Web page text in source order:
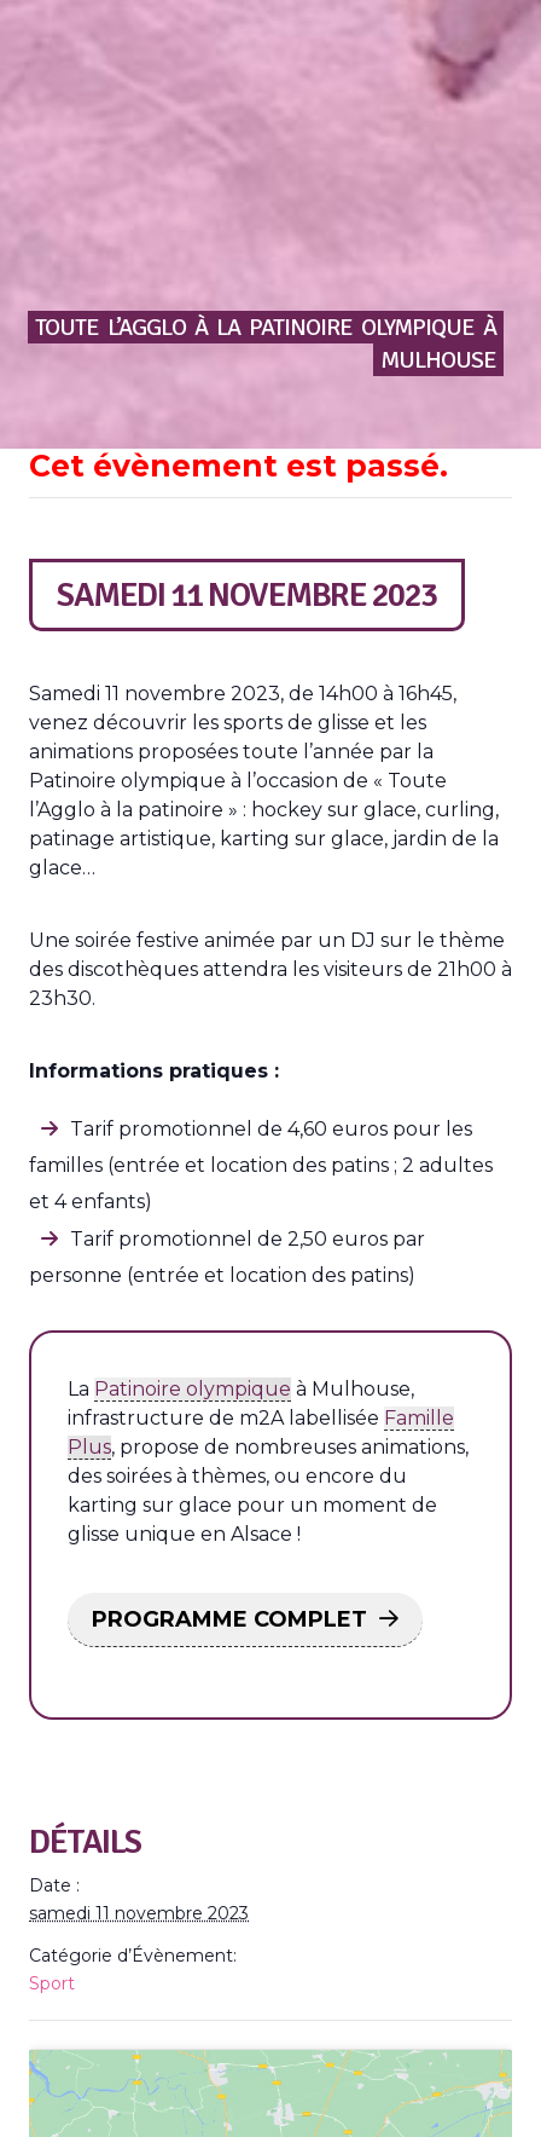
TOUTE L’AGGLO À LA PATINOIRE OLYMPIQUE À
MULHOUSE
Cet évènement est passé.
SAMEDI 11 NOVEMBRE 2023
Samedi 11 novembre 2023, de 14h00 à 16h45,
venez découvrir les sports de glisse et les
animations proposées toute l’année par la
Patinoire olympique à l’occasion de « Toute
l’Agglo à la patinoire » : hockey sur glace, curling,
patinage artistique, karting sur glace, jardin de la
glace…
Une soirée festive animée par un DJ sur le thème
des discothèques attendra les visiteurs de 21h00 à
23h30.
Informations pratiques :
Tarif promotionnel de 4,60 euros pour les
familles (entrée et location des patins ; 2 adultes
et 4 enfants)
Tarif promotionnel de 2,50 euros par
personne (entrée et location des patins)
La Patinoire olympique à Mulhouse,
infrastructure de m2A labellisée Famille
Plus, propose de nombreuses animations,
des soirées à thèmes, ou encore du
karting sur glace pour un moment de
glisse unique en Alsace !
PROGRAMME COMPLET
DÉTAILS
Date :
samedi 11 novembre 2023
Catégorie d’Évènement:
Sport